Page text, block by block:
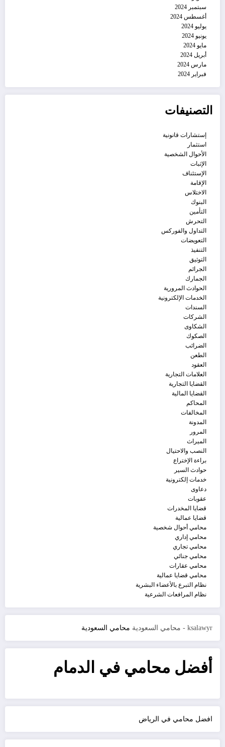
سبتمبر 2024
أغسطس 2024
يوليو 2024
يونيو 2024
مايو 2024
أبريل 2024
مارس 2024
فبراير 2024
التصنيفات
إستشارات قانونية
استثمار
الأحوال الشخصية
الإثبات
الإستئناف
الإقامة
الاختلاس
البنوك
التأمين
التحرش
التداول والفوركس
التعويضات
التنفيذ
التوثيق
الجرائم
الجمارك
الحوادث المرورية
الخدمات الإلكترونية
السندات
الشركات
الشكاوى
الصكوك
الضرائب
الطعن
العقود
العلامات التجارية
القضايا التجارية
القضايا المالية
المحاكم
المخالفات
المدونة
المرور
الميراث
النصب والاحتيال
براءة الإختراع
حوادث السير
خدمات إلكترونية
دعاوى
عقوبات
قضايا المخدرات
قضايا عمالية
محامي أحوال شخصية
محامي إداري
محامي تجاري
محامي جنائي
محامي عقارات
محامي قضايا عمالية
نظام التبرع بالأعضاء البشرية
نظام المرافعات الشرعية
ksalawyr - محامي السعودية محامي السعودية
أفضل محامي في الدمام
افضل محامي في الرياض